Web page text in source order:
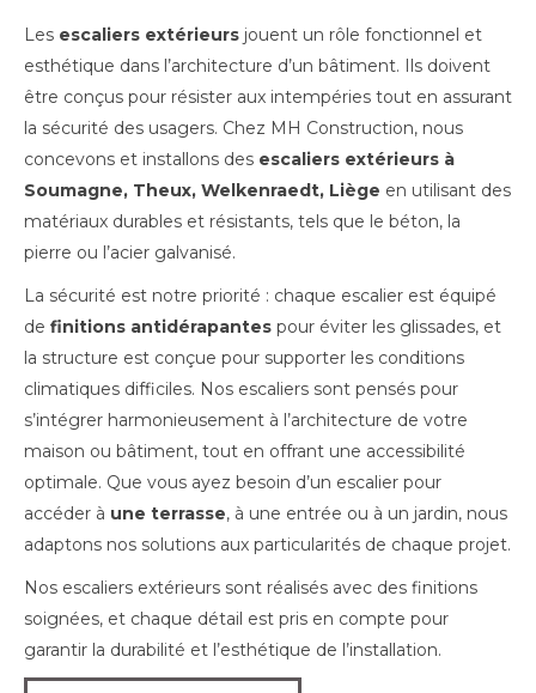
Les escaliers extérieurs jouent un rôle fonctionnel et
esthétique dans l’architecture d’un bâtiment. Ils doivent
être conçus pour résister aux intempéries tout en assurant
la sécurité des usagers. Chez MH Construction, nous
concevons et installons des escaliers extérieurs à
Soumagne, Theux, Welkenraedt, Liège en utilisant des
matériaux durables et résistants, tels que le béton, la
pierre ou l’acier galvanisé.
La sécurité est notre priorité : chaque escalier est équipé
de finitions antidérapantes pour éviter les glissades, et
la structure est conçue pour supporter les conditions
climatiques difficiles. Nos escaliers sont pensés pour
s’intégrer harmonieusement à l’architecture de votre
maison ou bâtiment, tout en offrant une accessibilité
optimale. Que vous ayez besoin d’un escalier pour
accéder à une terrasse, à une entrée ou à un jardin, nous
adaptons nos solutions aux particularités de chaque projet.
Nos escaliers extérieurs sont réalisés avec des finitions
soignées, et chaque détail est pris en compte pour
garantir la durabilité et l’esthétique de l’installation.